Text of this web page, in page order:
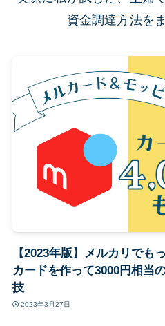
資金調達方法を
【2023年版】メルカリでも
カードを作って3000円相当
技
2023年3月27日